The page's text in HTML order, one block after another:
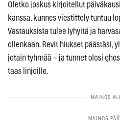
Oletko joskus kirjoitellut
kanssa, kunnes viestittely tuntuu
Vastauksista tulee lyhyitä ja
ollenkaan. Revit hiukset päästäsi,
jotain tyhmää – ja tunnet olosi
taas linjoille.